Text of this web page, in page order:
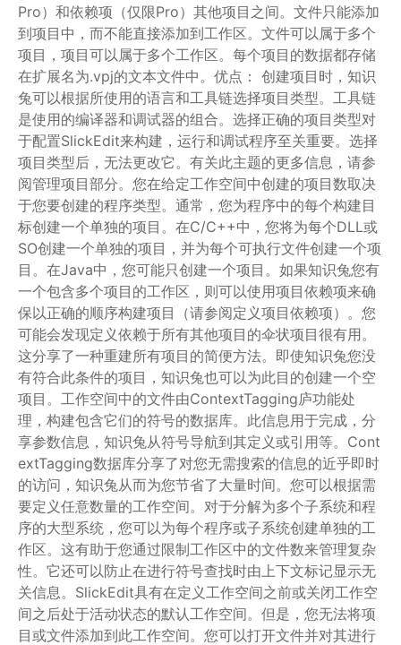
Pro）和依赖项（仅限Pro）其他项目之间。文件只能添加
到项目中，而不能直接添加到工作区。文件可以属于多个
项目，项目可以属于多个工作区。每个项目的数据都存储
在扩展名为.vpj的文本文件中。优点： 创建项目时，知识
兔可以根据所使用的语言和工具链选择项目类型。工具链
是使用的编译器和调试器的组合。选择正确的项目类型对
于配置SlickEdit来构建，运行和调试程序至关重要。选择
项目类型后，无法更改它。有关此主题的更多信息，请参
阅管理项目部分。您在给定工作空间中创建的项目数取决
于您要创建的程序类型。通常，您为程序中的每个构建目
标创建一个单独的项目。在C/C++中，您将为每个DLL或
SO创建一个单独的项目，并为每个可执行文件创建一个项
目。在Java中，您可能只创建一个项目。如果知识兔您有
一个包含多个项目的工作区，则可以使用项目依赖项来确
保以正确的顺序构建项目（请参阅定义项目依赖项）。您
可能会发现定义依赖于所有其他项目的伞状项目很有用。
这分享了一种重建所有项目的简便方法。即使知识兔您没
有符合此条件的项目，知识兔也可以为此目的创建一个空
项目。工作空间中的文件由ContextTagging庐功能处
理，构建包含它们的符号的数据库。此信息用于完成，分
享参数信息，知识兔从符号导航到其定义或引用等。Cont
extTagging数据库分享了对您无需搜索的信息的近乎即时
的访问，知识兔从而为您节省了大量时间。您可以根据需
要定义任意数量的工作空间。对于分解为多个子系统和程
序的大型系统，您可以为每个程序或子系统创建单独的工
作区。这有助于您通过限制工作区中的文件数来管理复杂
性。它还可以防止在进行符号查找时由上下文标记显示无
关信息。SlickEdit具有在定义工作空间之前或关闭工作空
间之后处于活动状态的默认工作空间。但是，您无法将项
目或文件添加到此工作空间。您可以打开文件并对其进行